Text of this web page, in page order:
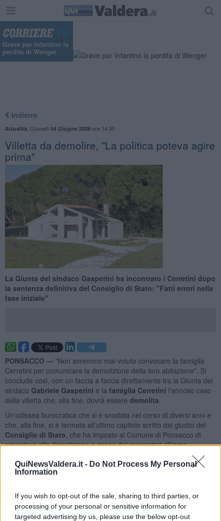
QuiNewsValdera.it - Do Not Process My Personal
Information
If you wish to opt-out of the sale, sharing to third parties, or
processing of your personal or sensitive information for
targeted advertising by us, please use the below opt-out
Grave per Infantino la
perdita di Wenger
Indietro
Attualità Giovedì 04 Giugno 2026ore 14:30
Villetta da demolire, "La politica poteva agire
prima"
La Giunta del sindaco Gasperini ha incontrato i Cerretini dopo
la sentenza definitiva del Consiglio di Stato: "Fatti errori nella
fase iniziale"
PONSACCO — "Non avremmo mai voluto convocare la famiglia
Cerretini per comunicare la demolizione della loro abitazione". Si
conclude così, con un faccia a faccia direttamente tra la Giunta del
sindaco Gabriele Gasperini e la famiglia Cerretini l'annoso caso
della villetta che, alla fine, dovrà essere demolita
Un'odissea burocratica che si è snodata nel corso di diversi anni e
che, alla fine, si è fermata all'ultimo capitolo scritto dai giudici del
Consiglio di Stato , che ha imposto al Comune di Ponsacco di
procedere alla demolizione a spese dei proprietari. "Come
amministrazione siamo profondamente amareggiati per l’esito del
contenzioso giudiziario eavremmo sperato in un risultato
diverso- hanno spiegato dal Comune - anche per noi il bosco era
rispettare. Tuttavia, anche quando non sono condivise, le sentenze
del Consiglio di Stato devono essere accettate, notificate ed
eseguite. Non esistono alternative".